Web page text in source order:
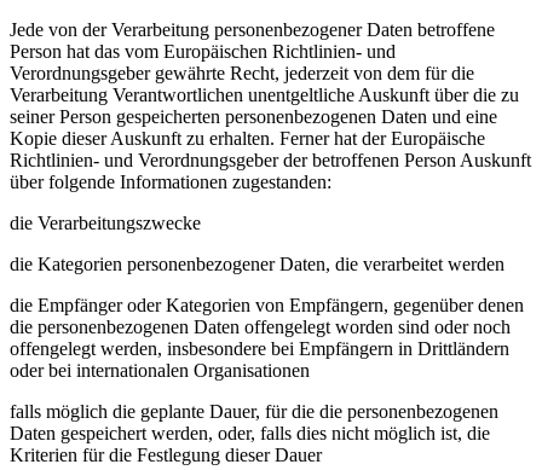
Jede von der Verarbeitung personenbezogener Daten betroffene
Person hat das vom Europäischen Richtlinien- und
Verordnungsgeber gewährte Recht, jederzeit von dem für die
Verarbeitung Verantwortlichen unentgeltliche Auskunft über die zu
seiner Person gespeicherten personenbezogenen Daten und eine
Kopie dieser Auskunft zu erhalten. Ferner hat der Europäische
Richtlinien- und Verordnungsgeber der betroffenen Person Auskunft
über folgende Informationen zugestanden:
die Verarbeitungszwecke
die Kategorien personenbezogener Daten, die verarbeitet werden
die Empfänger oder Kategorien von Empfängern, gegenüber denen
die personenbezogenen Daten offengelegt worden sind oder noch
offengelegt werden, insbesondere bei Empfängern in Drittländern
oder bei internationalen Organisationen
falls möglich die geplante Dauer, für die die personenbezogenen
Daten gespeichert werden, oder, falls dies nicht möglich ist, die
Kriterien für die Festlegung dieser Dauer